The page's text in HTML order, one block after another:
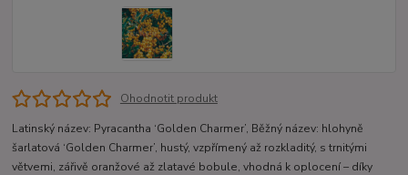
Ohodnotit produkt
Latinský název: Pyracantha ‘Golden Charmer’, Běžný název: hlohyně
šarlatová ‘Golden Charmer’, hustý, vzpřímený až rozkladitý, s trnitými
větvemi, zářivě oranžové až zlatavé bobule, vhodná k oplocení – díky